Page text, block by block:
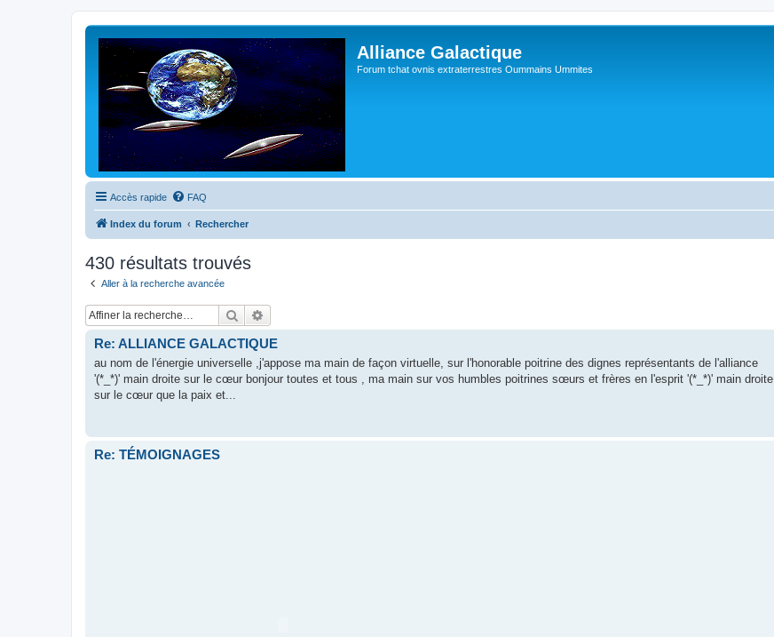
Alliance Galactique
Forum tchat ovnis extraterrestres Oummains Ummites
Accès rapide FAQ
Index du forum Rechercher
430 résultats trouvés
Aller à la recherche avancée
Rechercher
Re: ALLIANCE GALACTIQUE
au nom de l'énergie universelle ,j'appose ma main de façon virtuelle, sur l'honorable poitrine des dignes représentants de l'alliance
'(*_*)' main droite sur le cœur bonjour toutes et tous , ma main sur vos humbles poitrines sœurs et frères en l'esprit '(*_*)' main droite
sur le cœur que la paix et...
Re: TÉMOIGNAGES